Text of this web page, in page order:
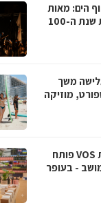
הים: מאות
בני נוער חגגו את הקיץ ואת שנת ה-100
משך
מוזיקה
מותג הקוסמטיקה הטבעית VOS פותח
- בעופר